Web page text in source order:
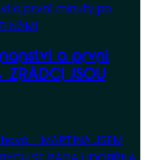
a první
JSOU